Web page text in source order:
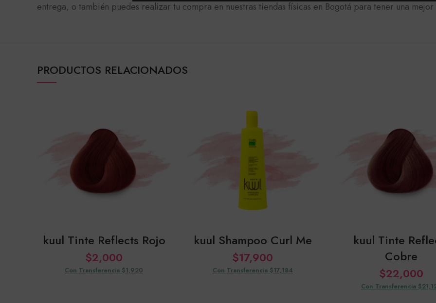
entrega, o también puedes realizar tu compra en nuestras tiendas físicas en Bogotá para tener una mejor
PRODUCTOS RELACIONADOS
kuul Tinte Reflects Rojo
$2,000
Con Transferencia $1,920
kuul Shampoo Curl Me
$17,900
Con Transferencia $17,184
kuul Tinte
Cobre
$22,000
Con Transferencia